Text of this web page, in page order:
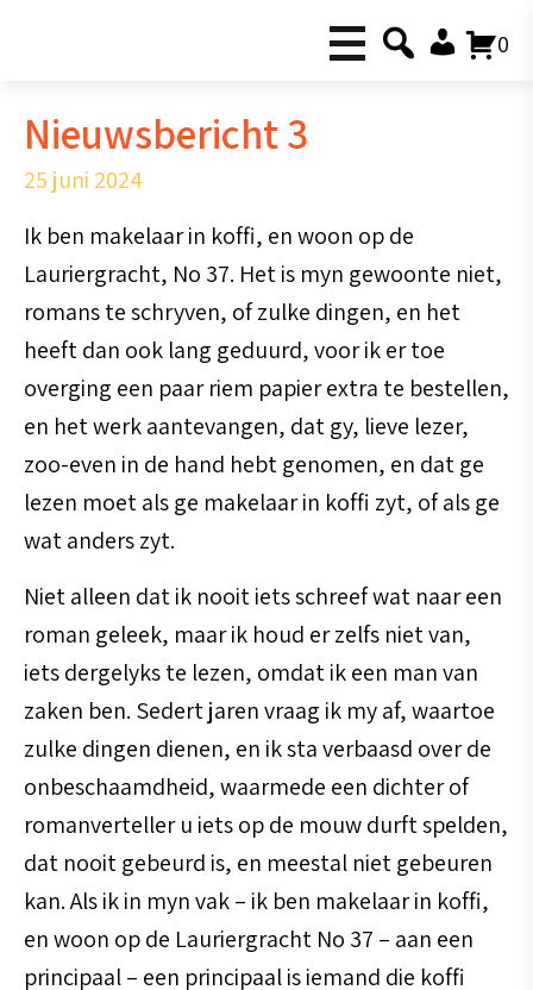
0
Nieuwsbericht 3
25 juni 2024
Ik ben makelaar in koffi, en woon op de
Lauriergracht, No 37. Het is myn gewoonte niet,
romans te schryven, of zulke dingen, en het
heeft dan ook lang geduurd, voor ik er toe
overging een paar riem papier extra te bestellen,
en het werk aantevangen, dat gy, lieve lezer,
zoo-even in de hand hebt genomen, en dat ge
lezen moet als ge makelaar in koffi zyt, of als ge
wat anders zyt.
Niet alleen dat ik nooit iets schreef wat naar een
roman geleek, maar ik houd er zelfs niet van,
iets dergelyks te lezen, omdat ik een man van
zaken ben. Sedert jaren vraag ik my af, waartoe
zulke dingen dienen, en ik sta verbaasd over de
onbeschaamdheid, waarmede een dichter of
romanverteller u iets op de mouw durft spelden,
dat nooit gebeurd is, en meestal niet gebeuren
kan. Als ik in myn vak – ik ben makelaar in koffi,
en woon op de Lauriergracht No 37 – aan een
principaal – een principaal is iemand die koffi